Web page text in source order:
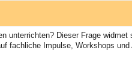
Dieser Frage
fachliche Impulse, Workshops